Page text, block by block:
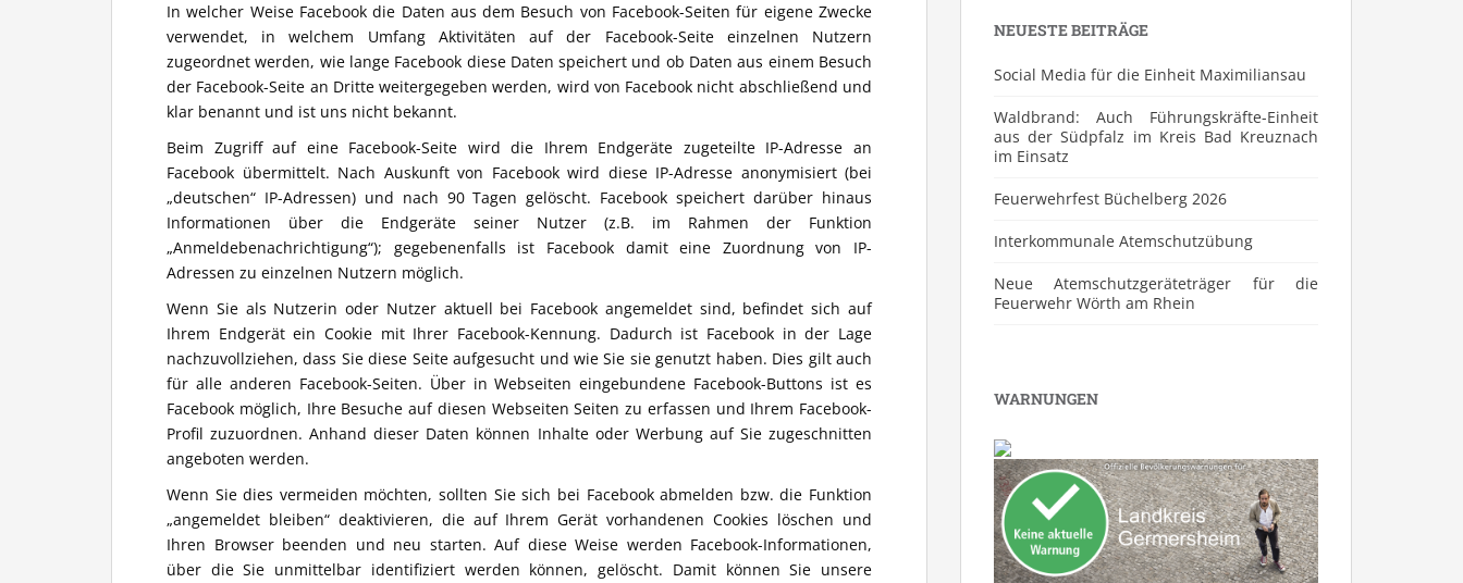
In welcher Weise Facebook die Daten aus dem Besuch von Facebook-Seiten für eigene Zwecke
verwendet, in welchem Umfang Aktivitäten auf der Facebook-Seite einzelnen Nutzern
zugeordnet werden, wie lange Facebook diese Daten speichert und ob Daten aus einem Besuch
der Facebook-Seite an Dritte weitergegeben werden, wird von Facebook nicht abschließend und
klar benannt und ist uns nicht bekannt.
Beim Zugriff auf eine Facebook-Seite wird die Ihrem Endgeräte zugeteilte IP-Adresse an
Facebook übermittelt. Nach Auskunft von Facebook wird diese IP-Adresse anonymisiert (bei
„deutschen“ IP-Adressen) und nach 90 Tagen gelöscht. Facebook speichert darüber hinaus
Informationen über die Endgeräte seiner Nutzer (z.B. im Rahmen der Funktion
„Anmeldebenachrichtigung“); gegebenenfalls ist Facebook damit eine Zuordnung von IP-
Adressen zu einzelnen Nutzern möglich.
Wenn Sie als Nutzerin oder Nutzer aktuell bei Facebook angemeldet sind, befindet sich auf
Ihrem Endgerät ein Cookie mit Ihrer Facebook-Kennung. Dadurch ist Facebook in der Lage
nachzuvollziehen, dass Sie diese Seite aufgesucht und wie Sie sie genutzt haben. Dies gilt auch
für alle anderen Facebook-Seiten. Über in Webseiten eingebundene Facebook-Buttons ist es
Facebook möglich, Ihre Besuche auf diesen Webseiten Seiten zu erfassen und Ihrem Facebook-
Profil zuzuordnen. Anhand dieser Daten können Inhalte oder Werbung auf Sie zugeschnitten
angeboten werden.
Wenn Sie dies vermeiden möchten, sollten Sie sich bei Facebook abmelden bzw. die Funktion
„angemeldet bleiben“ deaktivieren, die auf Ihrem Gerät vorhandenen Cookies löschen und
Ihren Browser beenden und neu starten. Auf diese Weise werden Facebook-Informationen,
über die Sie unmittelbar identifiziert werden können, gelöscht. Damit können Sie unsere
NEUESTE BEITRÄGE
Social Media für die Einheit Maximiliansau
Waldbrand: Auch Führungskräfte-Einheit
aus der Südpfalz im Kreis Bad Kreuznach
im Einsatz
Feuerwehrfest Büchelberg 2026
⁠Interkommunale Atemschutzübung
Neue Atemschutzgeräteträger für die
Feuerwehr Wörth am Rhein
WARNUNGEN